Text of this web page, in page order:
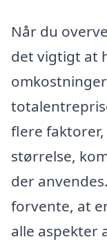
Når du
det vigtigt at
flere
størrelse,
der
forvente, at
alle aspekter